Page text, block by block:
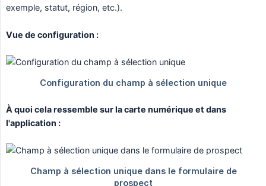
exemple, statut, région, etc.).
Vue de configuration :
À quoi cela ressemble sur la carte numérique et dans
l'application :